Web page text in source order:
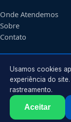
Onde Atendemos
Sobre
Contato
CONTATO
Atendimento em
2026 Encanador em
Usamos cookies
experiência do
rastreamento.
Aceitar